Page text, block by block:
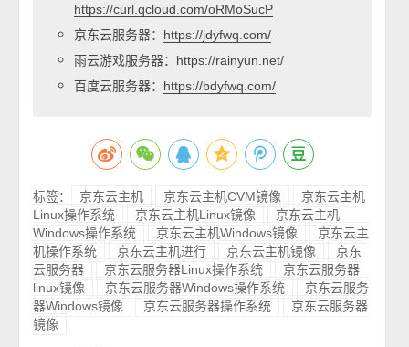
https://curl.qcloud.com/oRMoSucP
京东云服务器： https://jdyfwq.com/
雨云游戏服务器： https://rainyun.net/
百度云服务器： https://bdyfwq.com/
标签： 京东云主机 京东云主机CVM镜像
京东云主机
Linux操作系统
京东云主机Linux镜像
京东云主机
Windows操作系统
京东云主机Windows镜像
京东云主
机操作系统
京东云主机进行 京东云主机镜像
京东
云服务器
京东云服务器Linux操作系统
京东云服务器
linux镜像
京东云服务器Windows操作系统
京东云服务
器Windows镜像
京东云服务器操作系统
京东云服务器
镜像